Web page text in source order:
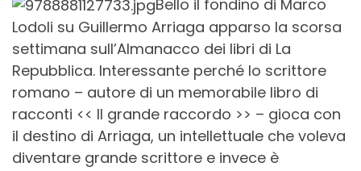
Bello il fondino di Marco
Lodoli su Guillermo Arriaga apparso la scorsa
settimana sull’Almanacco dei libri di La
Repubblica. Interessante perché lo scrittore
romano – autore di un memorabile libro di
racconti << Il grande raccordo >> – gioca con
il destino di Arriaga, un intellettuale che voleva
diventare grande scrittore e invece è